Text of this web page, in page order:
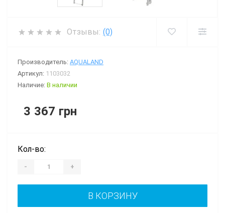
Отзывы: (0)
Производитель: AQUALAND
Артикул: 1103032
Наличие: В наличии
3 367 грн
Кол-во:
- +
В КОРЗИНУ